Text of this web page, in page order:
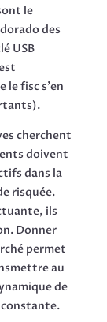
le
des
USB
le fisc s'en
cherchent
doivent
dans la
risquée.
ils
Donner
permet
au
de